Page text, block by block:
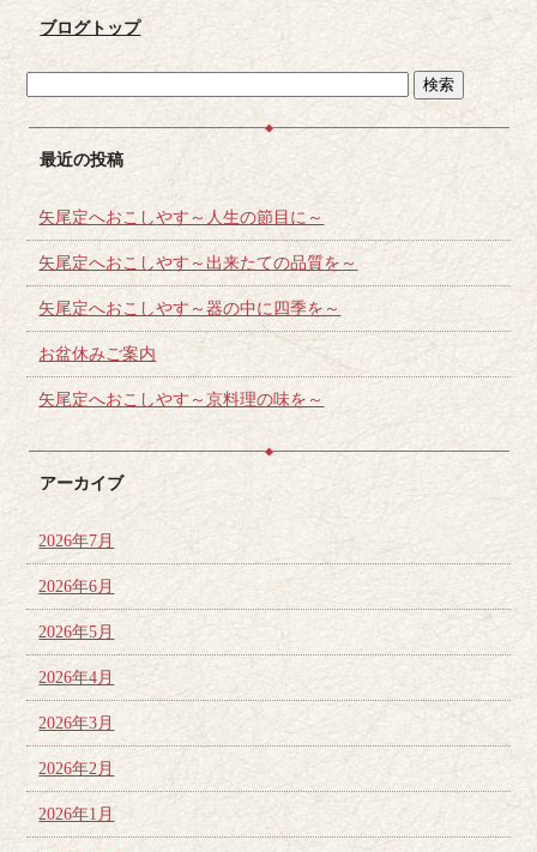
ブログトップ
最近の投稿
矢尾定へおこしやす～人生の節目に～
矢尾定へおこしやす～出来たての品質を～
矢尾定へおこしやす～器の中に四季を～
お盆休みご案内
矢尾定へおこしやす～京料理の味を～
アーカイブ
2026年7月
2026年6月
2026年5月
2026年4月
2026年3月
2026年2月
2026年1月